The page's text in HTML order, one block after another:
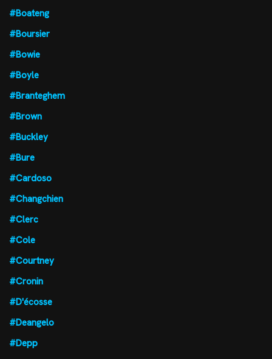
#Boateng
#Boursier
#Bowie
#Boyle
#Branteghem
#Brown
#Buckley
#Bure
#Cardoso
#Changchien
#Clerc
#Cole
#Courtney
#Cronin
#D'écosse
#Deangelo
#Depp